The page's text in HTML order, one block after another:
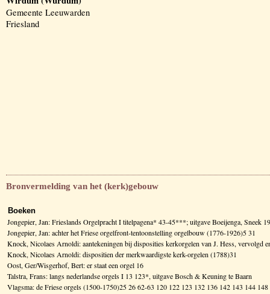
Gemeente Leeuwarden
Friesland
Bronvermelding van het (kerk)gebouw
Boeken
Jongepier, Jan: Frieslands Orgelpracht I titelpagena* 43-45***; uitgave Boeijenga, Sneek
Jongepier, Jan: achter het Friese orgelfront-tentoonstelling orgelbouw (1776-1926)5 31
Knock, Nicolaes Arnoldi: aantekeningen bij disposities kerkorgelen van J. Hess,
Knock, Nicolaes Arnoldi: dispositien der merkwaardigste kerk-orgelen (1788)31
Oost, Ger/Wisgerhof, Bert: er staat een orgel 16
Talstra, Frans: langs nederlandse orgels I 13 123*, uitgave Bosch & Keuning te Baarn
Vlagsma: de Friese orgels (1500-1750)25 26 62-63 120 122 123 132 136 142 143 144